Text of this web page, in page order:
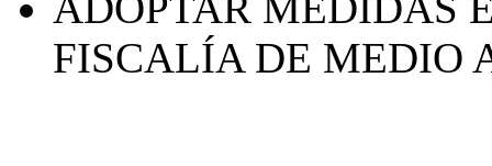
FISCALÍA DE MEDIO